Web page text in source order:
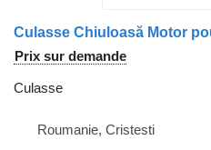
Prix sur demande
Culasse
Roumanie, Cristesti